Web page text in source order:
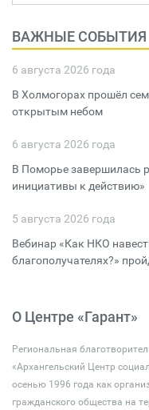
ВАЖНЫЕ СОБЫТИЯ
6 августа 2026 года
В Холмогорах прошёл
открытым небом
6 августа 2026 года
В Поморье завершилась
инициативы к действию»
5 августа 2026 года
Вебинар «Как НКО
благополучателях?»
О Центре «Гарант»
Региональная
«Архангельский Центр
осенью 1996 года как
гражданского общества на